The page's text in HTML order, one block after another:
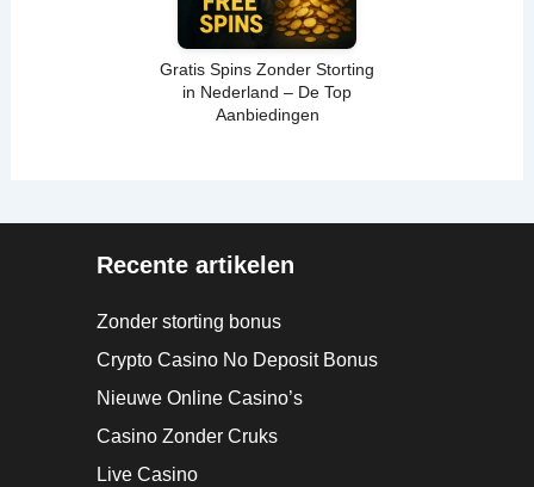
Gratis Spins Zonder Storting
in Nederland – De Top
Aanbiedingen
Recente artikelen
Zonder storting bonus
Crypto Casino No Deposit Bonus
Nieuwe Online Casino’s
Casino Zonder Cruks
Live Casino